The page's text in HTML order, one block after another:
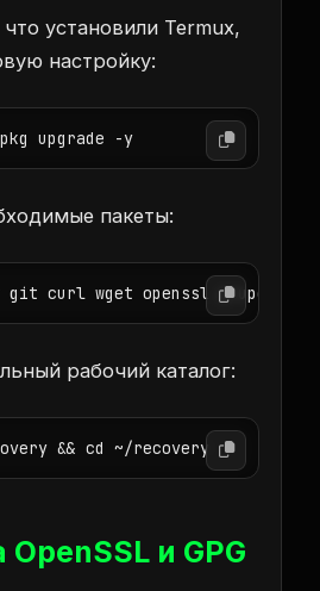
установили Termux,
настройку:
upgrade -y
пакеты:
curl wget openssl gnupg
рабочий каталог:
&& cd ~/recovery
и GPG